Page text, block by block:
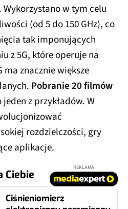
. Wykorzystano w tym celu
(od 5 do 150 GHz), co
tak imponujących
z 5G, które operuje na
ma znacznie większe
Pobranie 20 filmów
z przykładów. W
rozdzielczości, gry
aplikacje.
Ciebie
REKLAMA
Ciśnieniomierz